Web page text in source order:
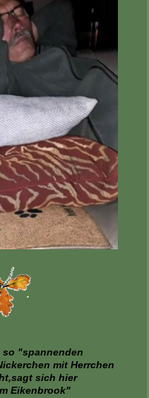
so "spannenden
mit Herrchen
sich hier
Eikenbrook"